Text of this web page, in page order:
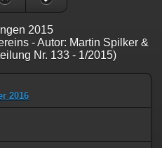
2015
- Autor: Martin Spilker &
Nr. 133 - 1/2015)
2016